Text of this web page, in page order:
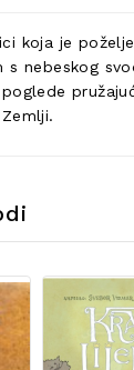
koja je
s nebeskog